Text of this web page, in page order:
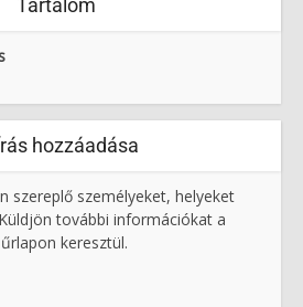
Tartalom
hozzáadása
szereplő személyeket, helyeket
további információkat a
keresztül.